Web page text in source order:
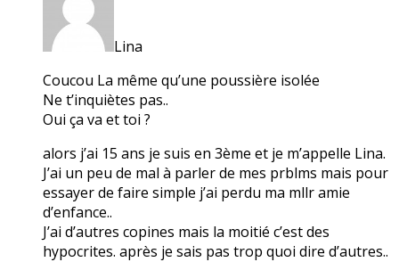
Lina
Coucou La même qu’une poussière isolée
Ne t’inquiètes pas..
Oui ça va et toi ?
alors j’ai 15 ans je suis en 3ème et je m’appelle Lina.
J’ai un peu de mal à parler de mes prblms mais pour
essayer de faire simple j’ai perdu ma mllr amie
d’enfance..
J’ai d’autres copines mais la moitié c’est des
hypocrites. après je sais pas trop quoi dire d’autres..